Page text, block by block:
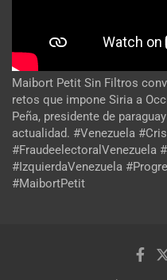
Maibort Petit Sin Filtros
retos que impone Siria a
Peña, presidente de
actualidad. #Venezuela
#FraudeelectoralVenezuela
#IzquierdaVenezuela
#MaibortPetit